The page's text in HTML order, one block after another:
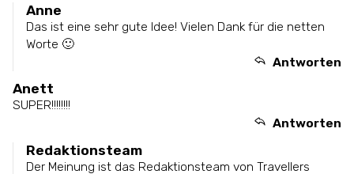
Anne
Das ist eine sehr gute Idee! Vielen Dank für die netten
Worte 🙂
Antworten
Anett
SUPER!!!!!!!!
Antworten
Redaktionsteam
Der Meinung ist das Redaktionsteam von Travellers